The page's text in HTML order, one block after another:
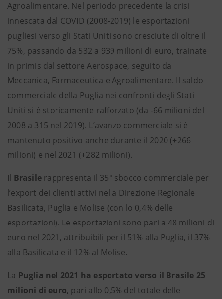
Agroalimentare. Nel periodo precedente la crisi
innescata dal COVID (2008-2019) le esportazioni
pugliesi verso gli Stati Uniti sono cresciute di oltre il
75%, passando da 532 a 939 milioni di euro, trainate
in primis dal settore Aerospace, seguito da
Meccanica, Farmaceutica e Agroalimentare. Il saldo
commerciale della Puglia nei confronti degli Stati
Uniti si è storicamente rafforzato (da -66 milioni del
2008 a 315 nel 2019). L’avanzo commerciale si è
mantenuto positivo anche durante il 2020 (+266
milioni) e nel 2021 (+282 milioni).
Il Brasile rappresenta il 35° sbocco commerciale per
l’export dei clienti attivi nella Direzione Regionale
Basilicata, Puglia e Molise (con lo 0,4% delle
esportazioni). Le esportazioni sono pari a 48 milioni di
euro nel 2021, attribuibili per il 51% alla Puglia, il 37%
alla Basilicata e il 12% al Molise.
La Puglia nel 2021 ha esportato verso il Brasile 25
milioni di euro, pari allo 0,5% del totale delle